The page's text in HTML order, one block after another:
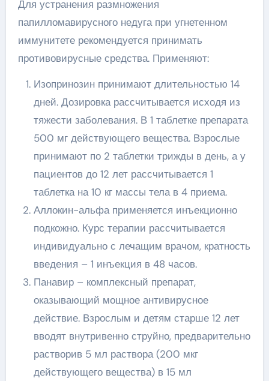
Для устранения размножения
папилломавирусного недуга при угнетенном
иммунитете рекомендуется принимать
противовирусные средства. Применяют:
Изопринозин принимают длительностью 14
дней. Дозировка рассчитывается исходя из
тяжести заболевания. В 1 таблетке препарата
500 мг действующего вещества. Взрослые
принимают по 2 таблетки трижды в день, а у
пациентов до 12 лет рассчитывается 1
таблетка на 10 кг массы тела в 4 приема.
Аллокин-альфа применяется инъекционно
подкожно. Курс терапии рассчитывается
индивидуально с лечащим врачом, кратность
введения – 1 инъекция в 48 часов.
Панавир – комплексный препарат,
оказывающий мощное антивирусное
действие. Взрослым и детям старше 12 лет
вводят внутривенно струйно, предварительно
растворив 5 мл раствора (200 мкг
действующего вещества) в 15 мл